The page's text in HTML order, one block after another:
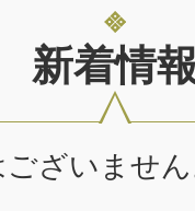
新着情
ざいませ